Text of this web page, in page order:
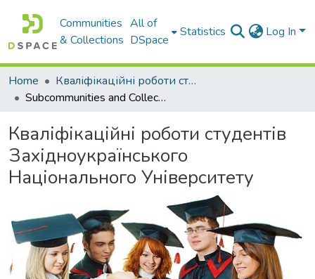
Communities
& Collections
All of
DSpace
Statistics Log In
Home
Кваліфікаційні роботи студентів Західноукраїнського Національного Університету
Subcommunities and Collections
Кваліфікаційні роботи студентів
Західноукраїнського
Національного Університету